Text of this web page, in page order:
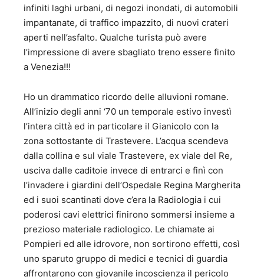
infiniti laghi urbani, di negozi inondati, di automobili
impantanate, di traffico impazzito, di nuovi crateri
aperti nell’asfalto. Qualche turista può avere
l’impressione di avere sbagliato treno essere finito
a Venezia!!!
Ho un drammatico ricordo delle alluvioni romane.
All’inizio degli anni ‘70 un temporale estivo investì
l’intera città ed in particolare il Gianicolo con la
zona sottostante di Trastevere. L’acqua scendeva
dalla collina e sul viale Trastevere, ex viale del Re,
usciva dalle caditoie invece di entrarci e finì con
l’invadere i giardini dell’Ospedale Regina Margherita
ed i suoi scantinati dove c’era la Radiologia i cui
poderosi cavi elettrici finirono sommersi insieme a
prezioso materiale radiologico. Le chiamate ai
Pompieri ed alle idrovore, non sortirono effetti, così
uno sparuto gruppo di medici e tecnici di guardia
affrontarono con giovanile incoscienza il pericolo